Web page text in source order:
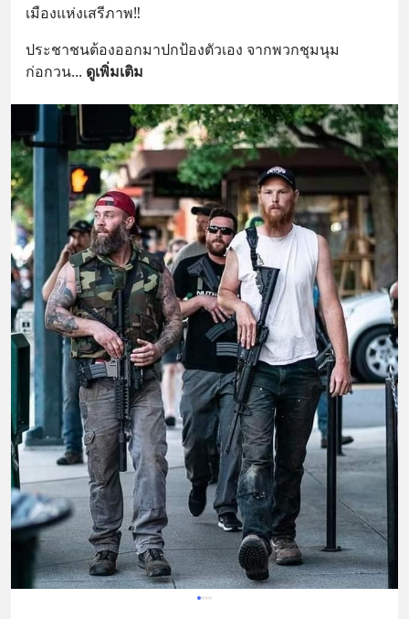
เมืองแห่งเสรีภาพ‼️
ประชาชนต้องออกมาปกป้องตัวเอง จากพวกชุมนุม
ก่อกวน... ดูเพิ่มเติม